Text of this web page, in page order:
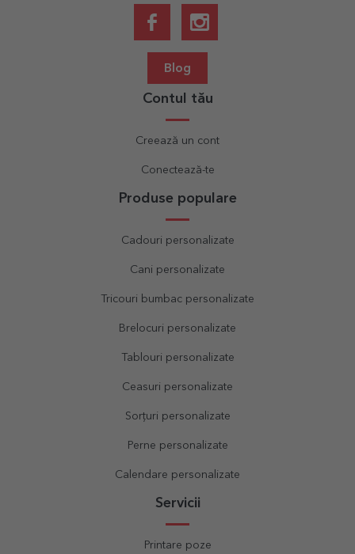
Blog
Contul tău
Creează un cont
Conectează-te
Produse populare
Cadouri personalizate
Cani personalizate
Tricouri bumbac personalizate
Brelocuri personalizate
Tablouri personalizate
Ceasuri personalizate
Sorțuri personalizate
Perne personalizate
Calendare personalizate
Servicii
Printare poze